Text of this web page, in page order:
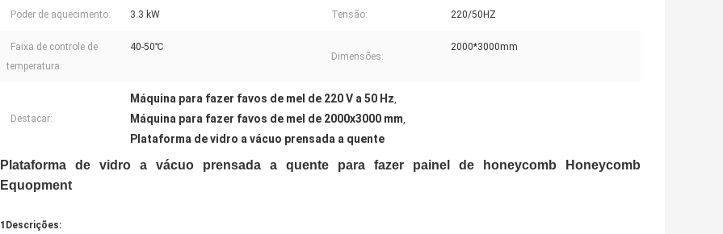
Poder de aquecimento: 3.3 kW Tensão: 220/50HZ
Faixa de controle de
temperatura:
40-50℃
Dimensões:
2000*3000mm
Destacar:
Máquina para fazer favos de mel de 220 V a 50 Hz,
Máquina para fazer favos de mel de 2000x3000 mm,
Plataforma de vidro a vácuo prensada a quente
Plataforma de vidro a vácuo prensada a quente para fazer painel de honeycomb Honeycomb
Equopment
1Descrições: